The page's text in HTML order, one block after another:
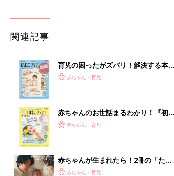
関連記事
育児の困ったがズバリ！解決する本
『ひよこクラブ 秋号』 4カ月～2才
赤ちゃん・育児
赤ちゃんのお世話まるわかり！『初め
てのひよこクラブ 夏号』〈巻頭大特
赤ちゃん・育児
赤ちゃんが生まれたら！2冊の「たま
ひよ」
赤ちゃん・育児